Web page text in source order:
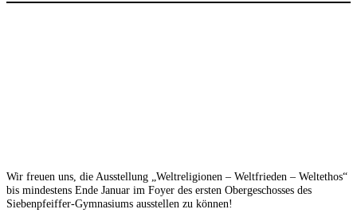
Wir freuen uns, die Ausstellung „Weltreligionen – Weltfrieden – Weltethos“
bis mindestens Ende Januar im Foyer des ersten Obergeschosses des
Siebenpfeiffer-Gymnasiums ausstellen zu können!